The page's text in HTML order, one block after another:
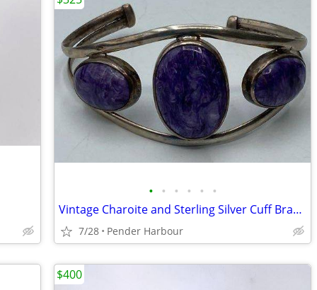
• • • • • •
Vintage Charoite and Sterling Silver Cuff Bracelet and Ring Set
7/28 Pender Harbour
$400